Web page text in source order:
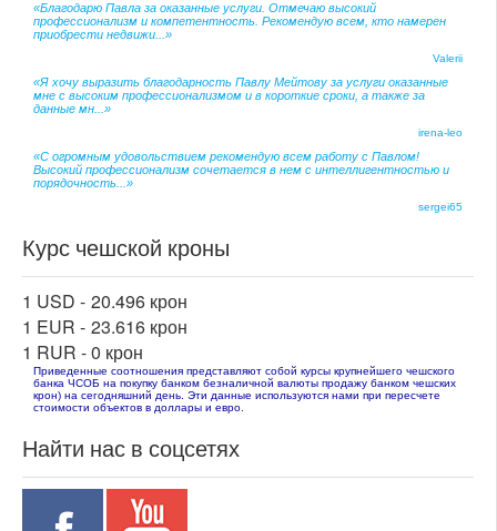
«Благодарю Павла за оказанные услуги. Отмечаю высокий
профессионализм и компетентность. Рекомендую всем, кто намерен
приобрести недвижи...»
Valerii
«Я хочу выразить благодарность Павлу Мейтову за услуги оказанные
мне с высоким профессионализмом и в короткие сроки, а также за
данные мн...»
irena-leo
«С огромным удовольствием рекомендую всем работу с Павлом!
Высокий профессионализм сочетается в нем с интеллигентностью и
порядочность...»
sergei65
Курс чешской кроны
1 USD - 20.496 крон
1 EUR - 23.616 крон
1 RUR -0 крон
Приведенные соотношения представляют собой курсы крупнейшего чешского
банка ЧСОБ на покупку банком безналичной валюты продажу банком чешских
крон) на сегодняшний день. Эти данные используются нами при пересчете
стоимости объектов в доллары и евро.
Найти нас в соцсетях